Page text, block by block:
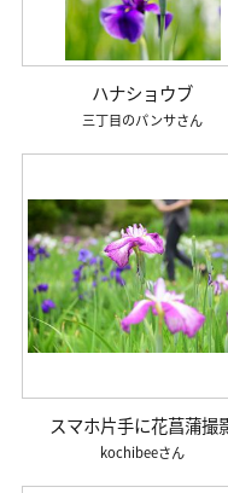
ハナショウブ
三丁目のパンサ
スマホ片手に花菖蒲撮
kochibee